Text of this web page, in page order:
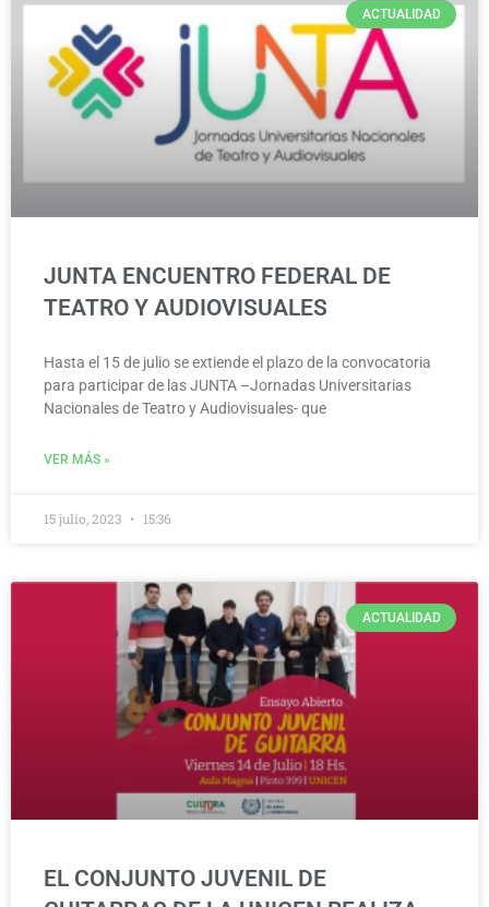
ACTUALIDAD
JUNTA ENCUENTRO FEDERAL DE
TEATRO Y AUDIOVISUALES
Hasta el 15 de julio se extiende el plazo de la convocatoria
para participar de las JUNTA –Jornadas Universitarias
Nacionales de Teatro y Audiovisuales- que
VER MÁS »
15 julio, 2023 15:36
ACTUALIDAD
EL CONJUNTO JUVENIL DE